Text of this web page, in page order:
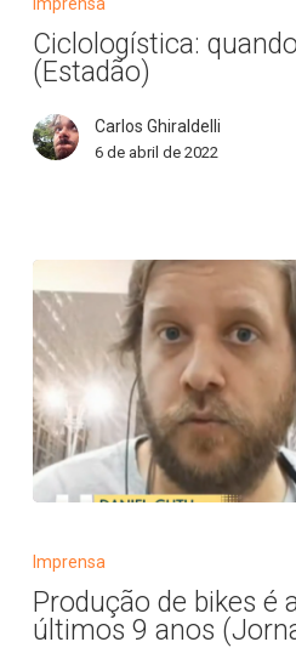
menos
é
mais
(Estadão)
Imprensa
Ciclologística:
(Estadão)
Carlos Ghiraldelli
6 de abril de 2022
bikes
é
a
Imprensa
Produção de bikes é
últimos 9 anos